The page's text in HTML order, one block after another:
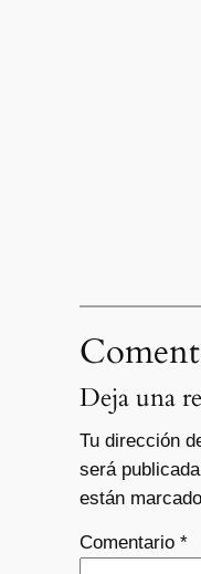
Deja una
Tu dirección
será
están
Comentario *